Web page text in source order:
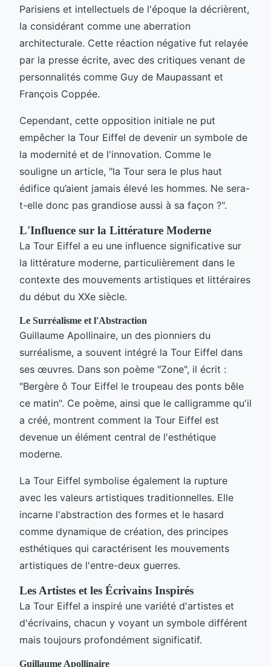
Parisiens et intellectuels de l'époque la décrièrent,
la considérant comme une aberration
architecturale. Cette réaction négative fut relayée
par la presse écrite, avec des critiques venant de
personnalités comme Guy de Maupassant et
François Coppée.
Cependant, cette opposition initiale ne put
empêcher la Tour Eiffel de devenir un symbole de
la modernité et de l'innovation. Comme le
souligne un article, "la Tour sera le plus haut
édifice qu’aient jamais élevé les hommes. Ne sera-
t-elle donc pas grandiose aussi à sa façon ?".
L'Influence sur la Littérature Moderne
La Tour Eiffel a eu une influence significative sur
la littérature moderne, particulièrement dans le
contexte des mouvements artistiques et littéraires
du début du XXe siècle.
Le Surréalisme et l'Abstraction
Guillaume Apollinaire, un des pionniers du
surréalisme, a souvent intégré la Tour Eiffel dans
ses œuvres. Dans son poème "Zone", il écrit :
"Bergère ô Tour Eiffel le troupeau des ponts bêle
ce matin". Ce poème, ainsi que le calligramme qu'il
a créé, montrent comment la Tour Eiffel est
devenue un élément central de l'esthétique
moderne.
La Tour Eiffel symbolise également la rupture
avec les valeurs artistiques traditionnelles. Elle
incarne l'abstraction des formes et le hasard
comme dynamique de création, des principes
esthétiques qui caractérisent les mouvements
artistiques de l'entre-deux guerres.
Les Artistes et les Écrivains Inspirés
La Tour Eiffel a inspiré une variété d'artistes et
d'écrivains, chacun y voyant un symbole différent
mais toujours profondément significatif.
Guillaume Apollinaire